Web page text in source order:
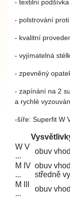
- textilní
- polstrování
- kvalitní
- vyjímatelná
- zpevněný
- zapínání na 2
a rychlé
-šíře: Superfit W
W V
...
obuv
M IV
...
obuv
středně
M III
...
obuv